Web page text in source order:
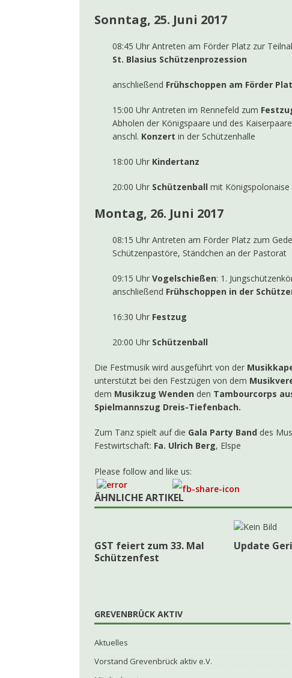
Sonntag, 25. Juni 2017
08:45 Uhr Antreten am Förder Platz zur
St. Blasius Schützenprozession
anschließend Frühschoppen am Förder
15:00 Uhr Antreten im Rennefeld zum
Abholen der Königs­paare und des
anschl. Konzert in der Schützenhalle
18:00 Uhr Kindertanz
20:00 Uhr Schützenball mit Königspolonaise
Montag, 26. Juni 2017
08:15 Uhr Antreten am Förder Platz zum
Schützenpastöre, Ständchen an der Pastorat
09:15 Uhr Vogelschießen: 1.
anschließend Frühschoppen in der
16:30 Uhr Festzug
20:00 Uhr Schützenball
Die Festmusik wird ausgeführt von der ­
unterstützt bei den Festzügen von dem
dem Musikzug Wenden den Tambourcorps
Spielmannszug Dreis-Tiefenbach.
Zum Tanz spielt auf die Gala Party Band des
Festwirtschaft: Fa. Ulrich Berg, Elspe
Please follow and like us:
ÄHNLICHE ARTIKEL
GST feiert zum 33. Mal
Schützenfest
Update
GREVENBRÜCK AKTIV
Aktuelles
Vorstand Grevenbrück aktiv e.V.